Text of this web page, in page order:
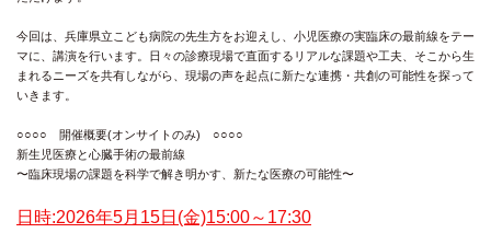
今回は、兵庫県立こども病院の先生方をお迎えし、小児医療の実臨床の最前線をテー
マに、講演を行います。日々の診療現場で直面するリアルな課題や工夫、そこから生
まれるニーズを共有しながら、現場の声を起点に新たな連携・共創の可能性を探って
いきます。
○○○○ 開催概要(オンサイトのみ) ○○○○
新生児医療と心臓手術の最前線
〜臨床現場の課題を科学で解き明かす、新たな医療の可能性〜
日時:2026年5月15日(金)15:00～17:30